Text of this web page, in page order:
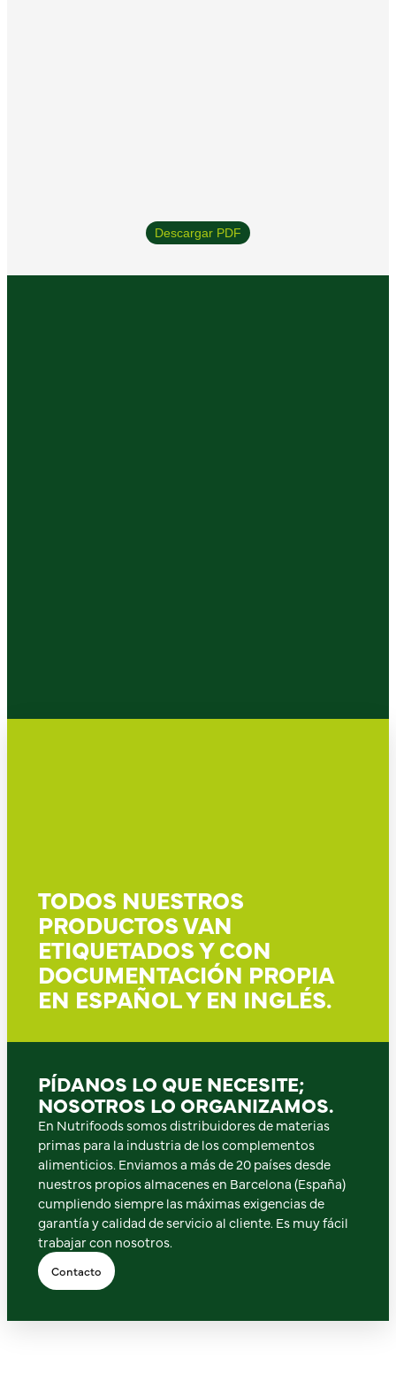
Descargar PDF
TODOS NUESTROS
PRODUCTOS VAN
ETIQUETADOS Y CON
DOCUMENTACIÓN PROPIA
EN ESPAÑOL Y EN INGLÉS.
PÍDANOS LO QUE NECESITE;
NOSOTROS LO ORGANIZAMOS.
En Nutrifoods somos distribuidores de materias
primas para la industria de los complementos
alimenticios. Enviamos a más de 20 países desde
nuestros propios almacenes en Barcelona (España)
cumpliendo siempre las máximas exigencias de
garantía y calidad de servicio al cliente. Es muy fácil
trabajar con nosotros.
Contacto